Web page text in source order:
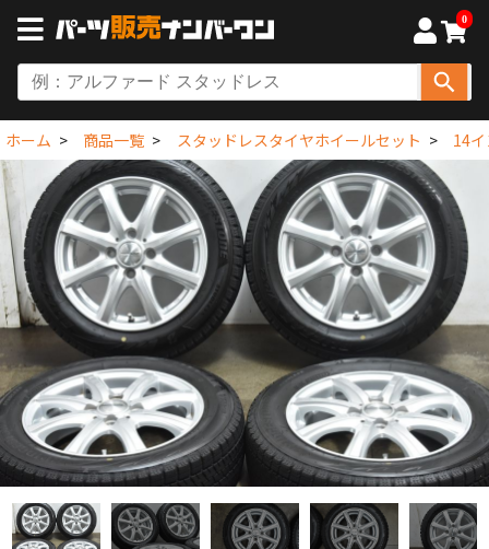
0
ホーム 商品一覧 スタッドレスタイヤホイールセット 14